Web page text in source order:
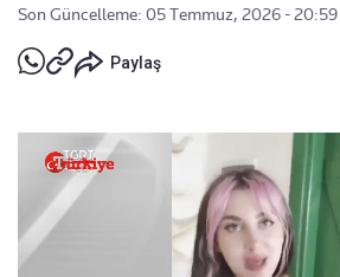
Son Güncelleme: 05 Temmuz, 2026 - 20:59
Paylaş